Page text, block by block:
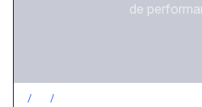
de
/ /